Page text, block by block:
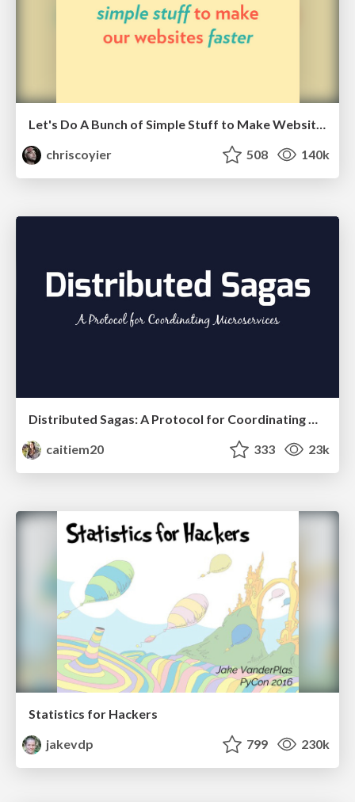
chriscoyier
508 140k
Distributed Sagas: A Protocol for Coordinating Microservices
caitiem20
333 23k
Statistics for Hackers
jakevdp
799 230k